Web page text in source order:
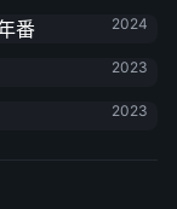
2024
2023
2023